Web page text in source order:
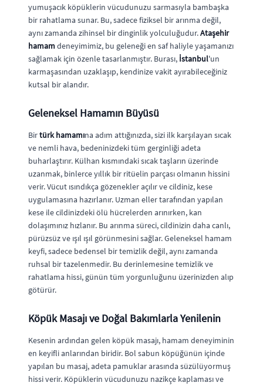
yumuşacık köpüklerin vücudunuzu sarmasıyla bambaşka
bir rahatlama sunar. Bu, sadece fiziksel bir arınma değil,
aynı zamanda zihinsel bir dinginlik yolculuğudur.Ataşehir
hamamdeneyimimiz, bu geleneği en saf haliyle yaşamanızı
sağlamak için özenle tasarlanmıştır. Burası, İstanbul'un
karmaşasından uzaklaşıp, kendinize vakit ayırabileceğiniz
kutsal bir alandır.
Geleneksel Hamamın Büyüsü
Birtürk hamamına adım attığınızda, sizi ilk karşılayan sıcak
ve nemli hava, bedeninizdeki tüm gerginliği adeta
buharlaştırır. Külhan kısmındaki sıcak taşların üzerinde
uzanmak, binlerce yıllık bir ritüelin parçası olmanın hissini
verir. Vücut ısındıkça gözenekler açılır ve cildiniz, kese
uygulamasına hazırlanır. Uzman eller tarafından yapılan
kese ile cildinizdeki ölü hücrelerden arınırken, kan
dolaşımınız hızlanır. Bu arınma süreci, cildinizin daha canlı,
pürüzsüz ve ışıl ışıl görünmesini sağlar. Geleneksel hamam
keyfi, sadece bedensel bir temizlik değil, aynı zamanda
ruhsal bir tazelenmedir. Bu derinlemesine temizlik ve
rahatlama hissi, günün tüm yorgunluğunu üzerinizden alıp
götürür.
Köpük Masajı ve Doğal Bakımlarla Yenilenin
Kesenin ardından gelen köpük masajı, hamam deneyiminin
en keyifli anlarından biridir. Bol sabun köpüğünün içinde
yapılan bu masaj, adeta pamuklar arasında süzülüyormuş
hissi verir. Köpüklerin vücudunuzu nazikçe kaplaması ve